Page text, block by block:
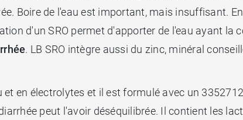
Boire de l'eau est important, mais insuffisant.
d'un SRO permet d'apporter de l'eau ayant la
. LB SRO intègre aussi du zinc, minéral
et en électrolytes et il est formulé avec un
peut l'avoir déséquilibrée. Il contient les